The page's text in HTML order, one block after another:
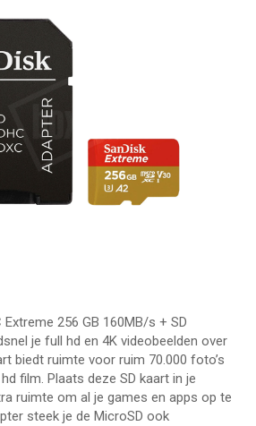
256 GB 160MB/s + SD
je full hd en 4K videobeelden over
biedt ruimte voor ruim 70.000 foto’s
film. Plaats deze SD kaart in je
ruimte om al je games en apps op te
steek je de MicroSD ook